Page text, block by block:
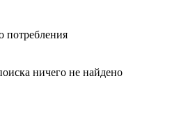
потребления
ничего не найдено